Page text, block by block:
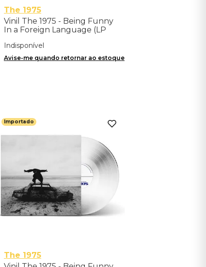
The 1975
Vinil The 1975 - Being Funny
In a Foreign Language (LP
Indisponível
Avise-me quando retornar ao estoque
Importado
The 1975